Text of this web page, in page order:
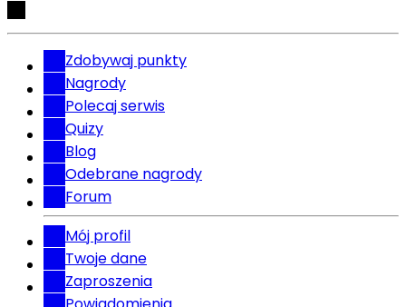
Zdobywaj punkty
Nagrody
Polecaj serwis
Quizy
Blog
Odebrane nagrody
Forum
Mój profil
Twoje dane
Zaproszenia